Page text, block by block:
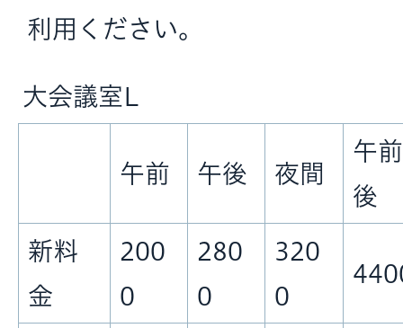
利用ください。
大会議室L
午前 午後 夜間
午
後
新料
金
200
0
280
0
320
0